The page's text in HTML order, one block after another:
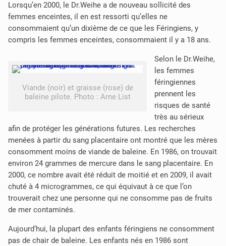
Lorsqu’en 2000, le Dr.Weihe a de nouveau sollicité des
femmes enceintes, il en est ressorti qu’elles ne
consommaient qu’un dixième de ce que les Féringiens, y
compris les femmes enceintes, consommaient il y a 18 ans.
Viande (noir) et graisse (rose) de
baleine pilote. Photo : Arne List
Selon le Dr.Weihe,
les femmes
féringiennes
prennent les
risques de santé
très au sérieux
afin de protéger les générations futures. Les recherches
menées à partir du sang placentaire ont montré que les mères
consomment moins de viande de baleine. En 1986, on trouvait
environ 24 grammes de mercure dans le sang placentaire. En
2000, ce nombre avait été réduit de moitié et en 2009, il avait
chuté à 4 microgrammes, ce qui équivaut à ce que l’on
trouverait chez une personne qui ne consomme pas de fruits
de mer contaminés.
Aujourd’hui, la plupart des enfants féringiens ne consomment
pas de chair de baleine. Les enfants nés en 1986 sont